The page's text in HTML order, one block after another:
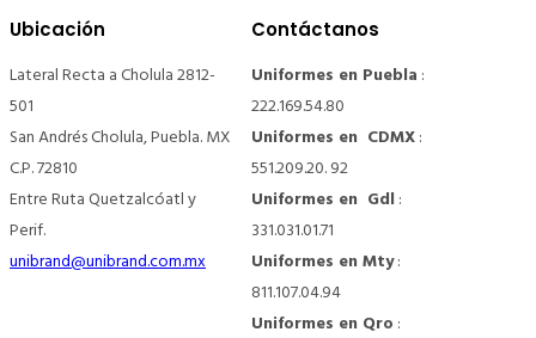
Ubicación
Lateral Recta a Cholula 2812-
501
San Andrés Cholula, Puebla. MX
C.P. 72810
Entre Ruta Quetzalcóatl y
Perif.
unibrand@unibrand.com.mx
Contáctanos
Uniformes en Puebla :
222.169.54.80
Uniformes en CDMX:
551.209.20. 92
Uniformes en Gdl :
331.031.01.71
Uniformes en Mty:
811.107.04.94
Uniformes en Qro :